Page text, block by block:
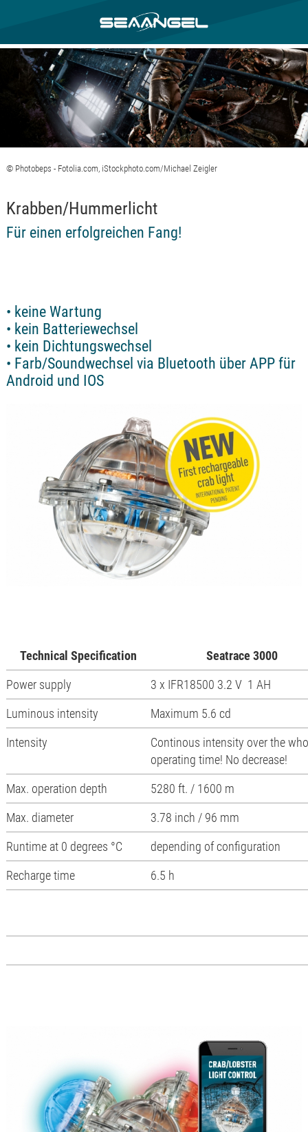
© Photobeps - Fotolia.com, iStockphoto.com/Michael Zeigler
Krabben/Hummerlicht
Für einen erfolgreichen Fang!
• keine Wartung
• kein Batteriewechsel
• kein Dichtungswechsel
• Farb/Soundwechsel via Bluetooth über APP für
Android und IOS
Technical Specification
Seatrace 3000
Power supply
3 x IFR18500 3.2 V 1 AH
Luminous intensity
Maximum 5.6 cd
Intensity
Continous intensity over the
operating time! No decrease!
Max. operation depth
5280 ft. / 1600 m
Max. diameter
3.78 inch / 96 mm
Runtime at 0 degrees °C
depending of configuration
Recharge time
6.5 h